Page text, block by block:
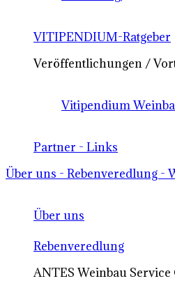
VITIPENDIUM-Ratgeber
Veröffentlichungen /
Vitipendium
Partner - Links
Über uns - Rebenveredlung -
Über uns
Rebenveredlung
ANTES Weinbau Service